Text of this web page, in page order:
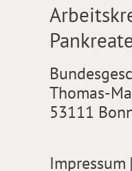
Thomas-
53111
Impressum |